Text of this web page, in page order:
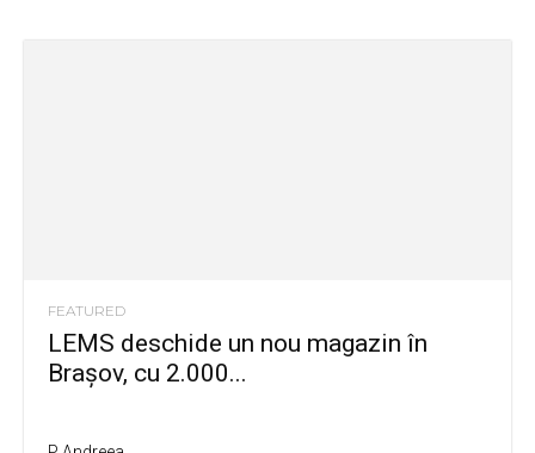
FEATURED
LEMS deschide un nou magazin în
Brașov, cu 2.000...